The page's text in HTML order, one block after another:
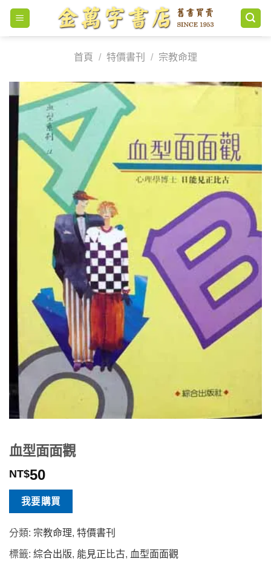
Skip
content
首頁
/ 特價書刊 / 宗教命理
血型面面觀
NT$50
我要購買
分類: 宗教命理, 特價書刊
標籤: 綜合出版, 能見正比古, 血型面面觀